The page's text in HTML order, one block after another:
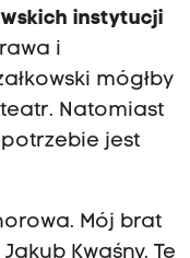
instytucji
i
mógłby
Natomiast
jest
Mój brat
Kwaśny. Te